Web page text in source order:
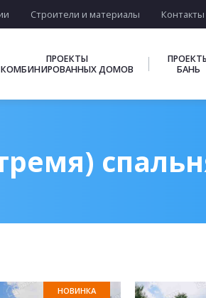
Строители и материалы Контакты
ПРОЕКТЫ
КОМБИНИРОВАННЫХ ДОМОВ
БАНЬ
НОВИНКА